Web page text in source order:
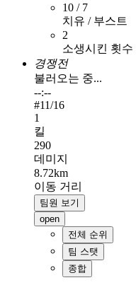
10 / 7
치유 / 부스트
2
소생시킨 횟수
경쟁전
불러오는 중...
--:--
#11/16
1
킬
290
데미지
8.72km
이동 거리
팀원 보기
open
전체 순위
팀 스탯
종합